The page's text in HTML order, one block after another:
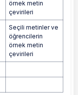
örnek metin
çevirileri
Seçili metinler ve
öğrencilerin
örnek metin
çevirileri